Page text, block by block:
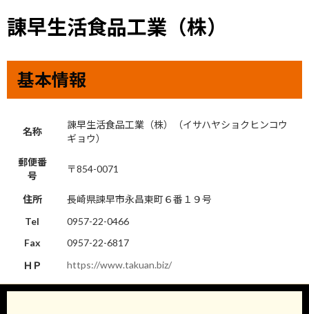
諌早生活食品工業（株）
基本情報
名称
諌早生活食品工業（株）（イサハヤショクヒンコウ
ギョウ）
郵便番
号
〒854-0071
住所
長崎県諫早市永昌東町６番１９号
Tel
0957-22-0466
Fax
0957-22-6817
ＨＰ
https://www.takuan.biz/